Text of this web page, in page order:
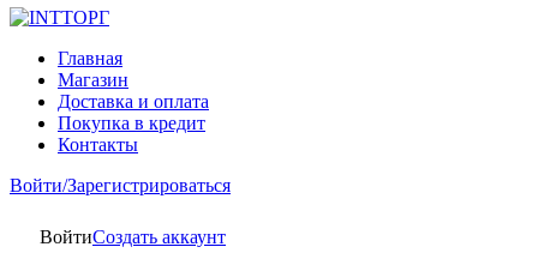
Главная
Магазин
Доставка и оплата
Покупка в кредит
Контакты
Войти/Зарегистрироваться
ВойтиСоздать аккаунт